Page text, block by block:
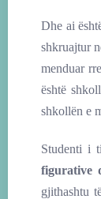
Dhe ai
shkruajtur
menduar
është
shkollën e
Studenti i
figurative
gjithashtu